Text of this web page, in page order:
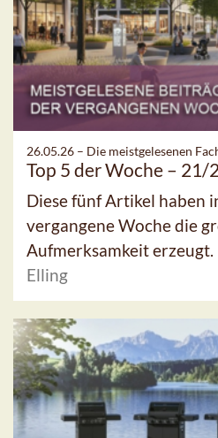
26.05.26 – Die meistgelesenen
Top 5 der Woche – 21/
Diese fünf Artikel haben
vergangene Woche die
Aufmerksamkeit erzeugt.
Elling